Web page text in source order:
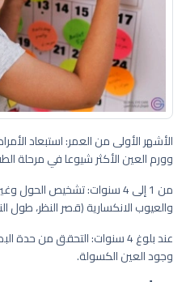
الأشهر الأولى من العمر: استبعاد
وورم العين الأكثر شيوعا في مرحلة
من 1 إلى 4 سنوات: تشخيص
والعيوب الانكسارية (قصر النظر، طول
عند بلوغ 4 سنوات: التحقق من
وجود العين الكسولة.